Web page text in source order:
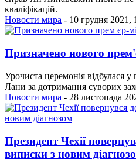
кваліфікацій.
Новости мира - 10 грудня 2021,
Призначено нового
Урочиста церемонія відбулася у
Лани за дотримання суворих
Новости мира - 28 листопада
Президент Чехії
виписки з новим